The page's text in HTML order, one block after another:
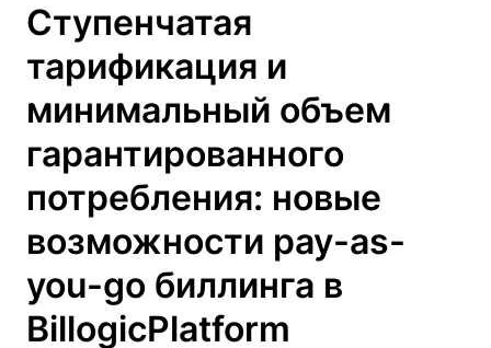
Ступенчатая
тарификация и
минимальный объем
гарантированного
потребления: новые
возможности pay-as-
you-go биллинга в
BillogicPlatform